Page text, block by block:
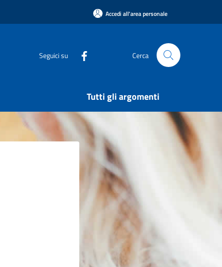
Accedi all'area personale
Seguici su Cerca
Tutti gli argomenti